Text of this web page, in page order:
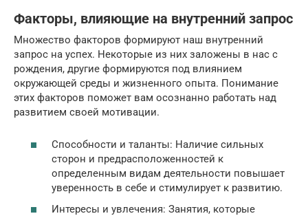
Факторы, влияющие на внутренний запрос
Множество факторов формируют наш внутренний
запрос на успех. Некоторые из них заложены в нас с
рождения, другие формируются под влиянием
окружающей среды и жизненного опыта. Понимание
этих факторов поможет вам осознанно работать над
развитием своей мотивации.
Способности и таланты: Наличие сильных
сторон и предрасположенностей к
определенным видам деятельности повышает
уверенность в себе и стимулирует к развитию.
Интересы и увлечения: Занятия, которые